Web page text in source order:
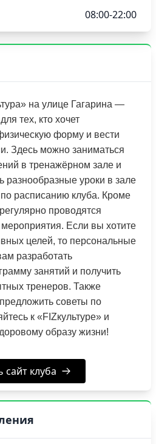
на улице Гагарина —
тех, кто хочет
форму и вести
Здесь можно заниматься
в тренажёрном зале и
разнообразные уроки в зале
расписанию клуба. Кроме
проводятся
Если вы хотите
целей, то персональные
разработать
занятий и получить
тренеров. Также
советы по
к «FIZкультуре» и
образу жизни!
сайт клуба
08:00-22:00